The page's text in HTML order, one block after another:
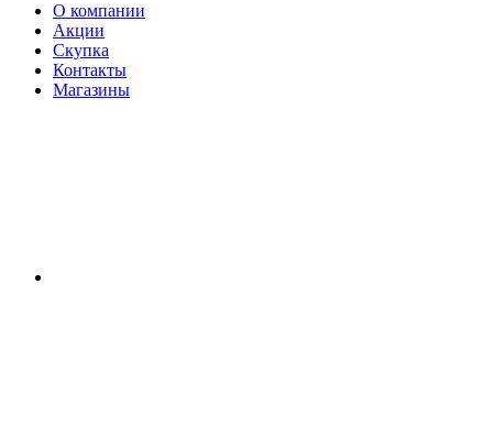
О компании
Акции
Скупка
Контакты
Магазины